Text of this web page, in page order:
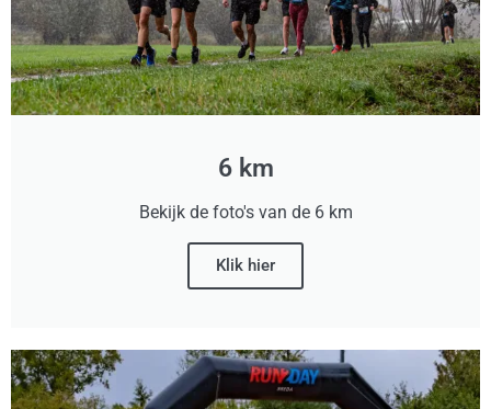
6 km
Bekijk de foto's van de 6 km
Klik hier